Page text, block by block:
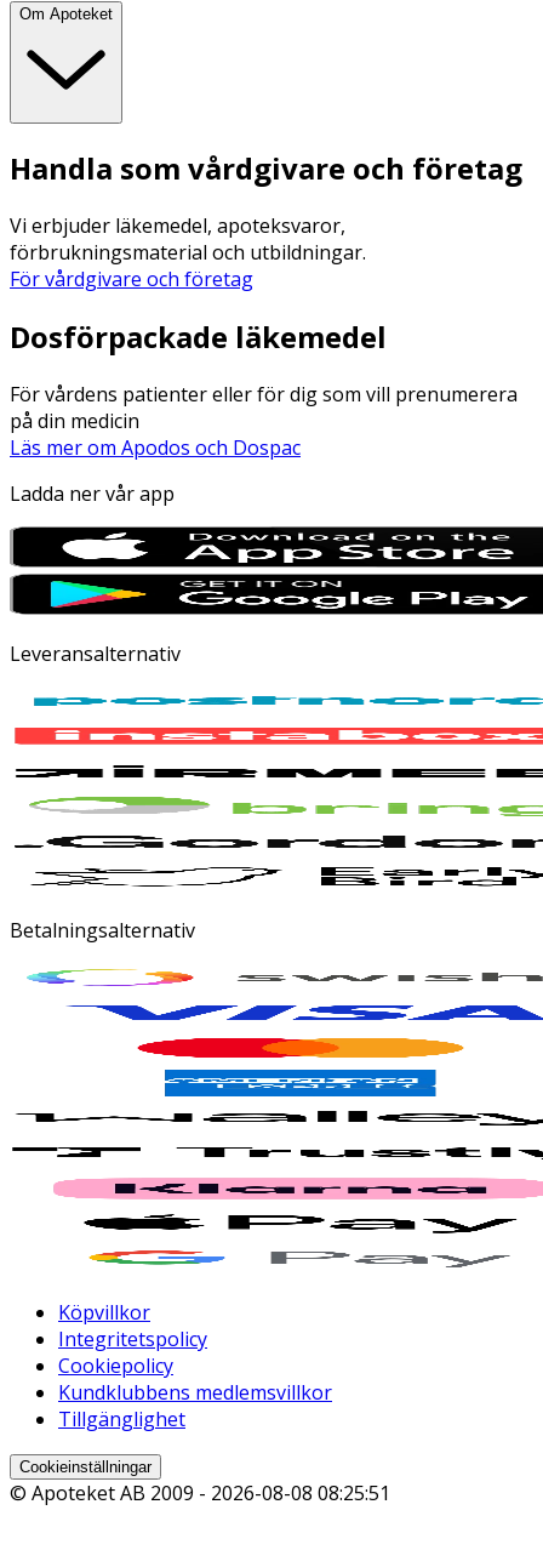
Om Apoteket
Handla som vårdgivare och företag
Vi erbjuder läkemedel, apoteksvaror,
förbrukningsmaterial och utbildningar.
För vårdgivare och företag
Dosförpackade läkemedel
För vårdens patienter eller för dig som vill prenumerera
på din medicin
Läs mer om Apodos och Dospac
Ladda ner vår app
Leveransalternativ
Betalningsalternativ
Köpvillkor
Integritetspolicy
Cookiepolicy
Kundklubbens medlemsvillkor
Tillgänglighet
Cookieinställningar
© Apoteket AB 2009 - 2026-08-08 08:25:51